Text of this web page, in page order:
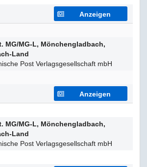
Anzeigen
MG/MG-L, Mönchengladbach,
Land
Post Verlagsgesellschaft mbH
Anzeigen
MG/MG-L, Mönchengladbach,
Land
Post Verlagsgesellschaft mbH